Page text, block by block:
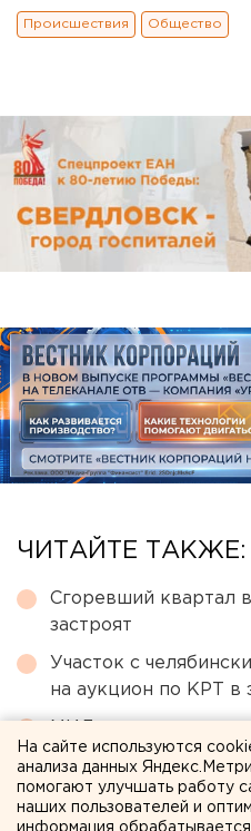
Происшествия Общество
ЧИТАЙТЕ ТАКЖЕ:
Сгоревший квартал
застроят
Участок с
на аукцион по КРТ в
войне
Возвращение
преждевременным
На сайте используются
анализа данных
помогают улучшать работу
наших пользователей и
информация